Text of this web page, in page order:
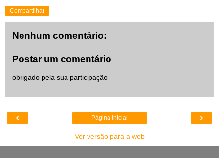
Compartilhar
Nenhum comentário:
Postar um comentário
obrigado pela sua participação
‹ ›
Página inicial
Ver versão para a web